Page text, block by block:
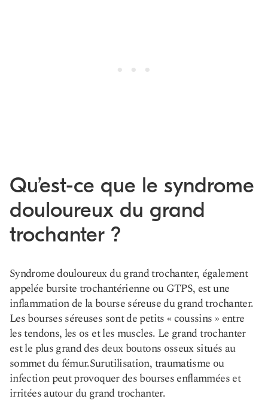
Qu’est-ce que le syndrome
douloureux du grand
trochanter ?
Syndrome douloureux du grand trochanter, également
appelée bursite trochantérienne ou GTPS, est une
inflammation de la bourse séreuse du grand trochanter.
Les bourses séreuses sont de petits « coussins » entre
les tendons, les os et les muscles. Le grand trochanter
est le plus grand des deux boutons osseux situés au
sommet du fémur.Surutilisation, traumatisme ou
infectionpeut provoquer des bourses enflammées et
irritées autour du grand trochanter.